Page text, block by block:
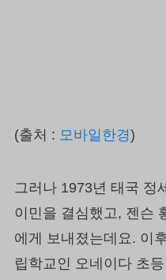
(출처 : 모바일한경)
그러나 1973년 태국 정
이민을 결심했고, 젠슨
에게 보내졌는데요. 이
립학교인 오네이다 초